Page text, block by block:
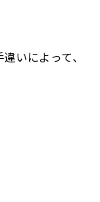
いによって、